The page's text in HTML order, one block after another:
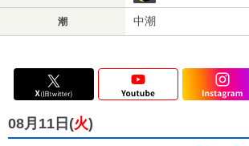
潮 中潮
08月11日(火)